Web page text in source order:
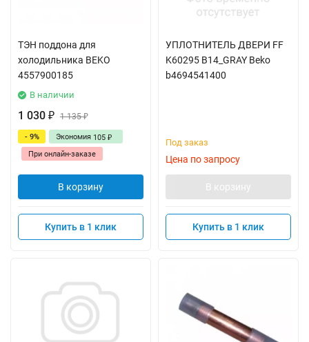
ТЭН поддона для
холодильника BEKO
4557900185
В наличии
1 030 ₽ 1 135₽
- 9% Экономия 105 ₽
При онлайн-заказе
В корзину
Купить в 1 клик
УПЛОТНИТЕЛЬ ДВЕРИ FF
K60295 B14_GRAY Beko
b4694541400
Под заказ
Цена по запросу
В корзину
Купить в 1 клик